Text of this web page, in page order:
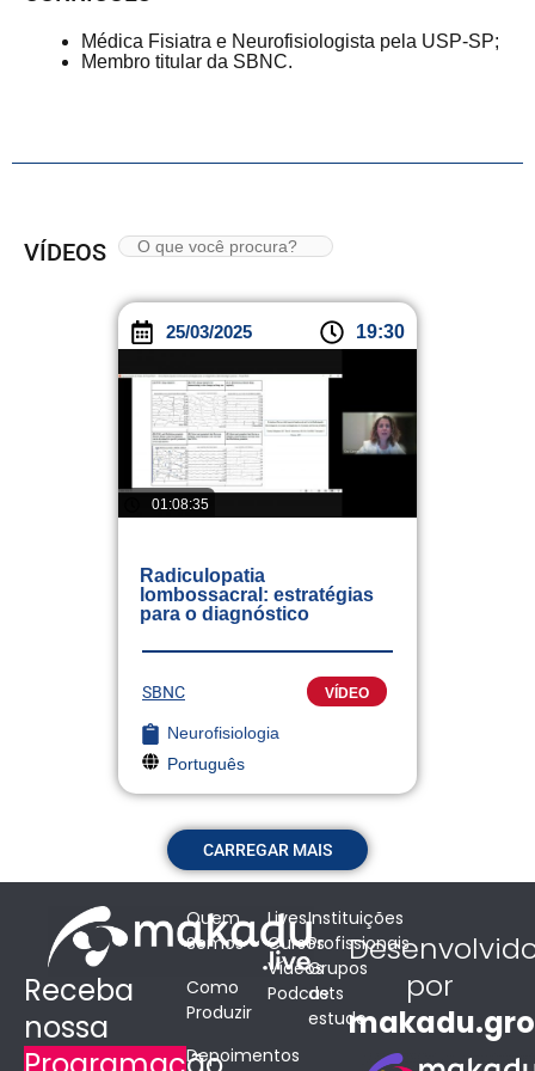
Médica Fisiatra e Neurofisiologista pela USP-SP;
Membro titular da SBNC.
VÍDEOS
25/03/2025 19:30
01:08:35
Radiculopatia
lombossacral: estratégias
para o diagnóstico
SBNC VÍDEO
Neurofisiologia
Português
CARREGAR MAIS
Receba
nossa
Quem
Somos
Como
Produzir
Depoimentos
Lives
Cursos
Vídeos
Podcasts
Instituições
Profissionais
Grupos
de
estudo
por